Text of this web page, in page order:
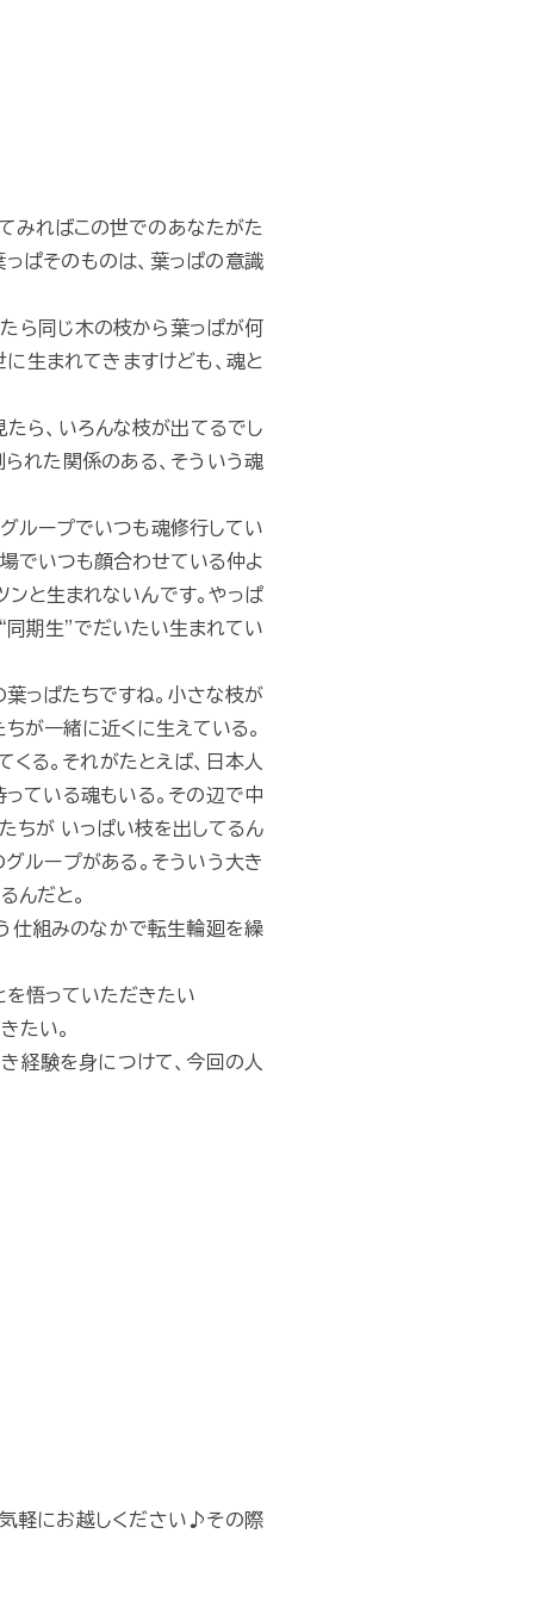
みればこの世でのあなたがた
ぱそのものは、葉っぱの意識
ら同じ木の枝から葉っぱが何
生まれてきますけども、魂と
ら、いろんな枝が出てるでし
れた関係のある、そういう魂
グループでいつも魂修行してい
場でいつも顔合わせている仲よ
と生まれないんです。やっぱ
同期生”でだいたい生まれてい
っぱたちですね。小さな枝が
が一緒に近くに生えている。
る。それがたとえば、日本人
ている魂もいる。その辺で中
ちが いっぱい枝を出してるん
ループがある。そういう大き
んだと。
仕組みのなかで転生輪廻を繰
を悟っていただきたい
たい。
経験を身につけて、今回の人
軽にお越しください♪その際